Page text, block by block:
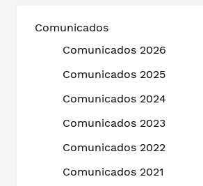
Comunicados
Comunicados 2026
Comunicados 2025
Comunicados 2024
Comunicados 2023
Comunicados 2022
Comunicados 2021